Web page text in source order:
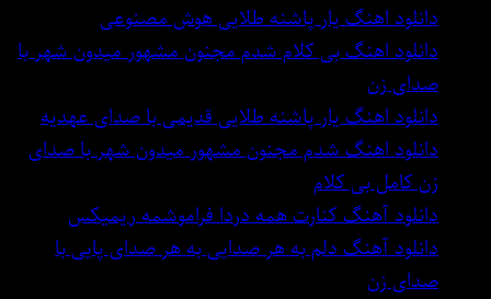
دانلود اهنگ یار پاشنه طلایی هوش مصنوعی
دانلود اهنگ بی کلام شدم مجنون مشهور میدون شهر با
صدای زن
دانلود اهنگ یار پاشنه طلایی قدیمی با صدای عهدیه
دانلود اهنگ شدم مجنون مشهور میدون شهر با صدای
زن کامل بی کلام
دانلود آهنگ کنارت همه دردا فراموشمه ریمیکس
دانلود آهنگ دلم به هر صدایی به هر صدای پایی با
صدای زن